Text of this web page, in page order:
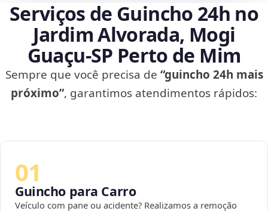
Serviços de Guincho 24h no
Jardim Alvorada, Mogi
Guaçu‑SP Perto de Mim
Sempre que você precisa de “guincho 24h mais
próximo”, garantimos atendimentos rápidos:
01
Guincho para Carro
Veículo com pane ou acidente? Realizamos a remoção